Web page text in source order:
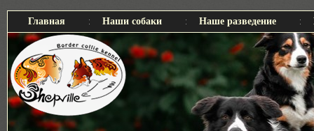
Главная Наши собаки Наше разведение